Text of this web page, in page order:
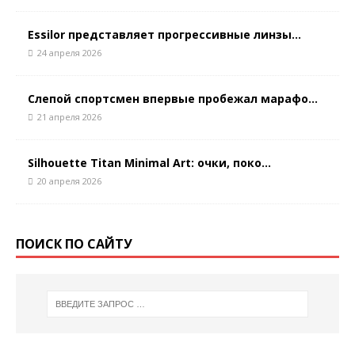
Essilor представляет прогрессивные линзы...
24 апреля 2026
Слепой спортсмен впервые пробежал марафо...
21 апреля 2026
Silhouette Titan Minimal Art: очки, поко...
20 апреля 2026
ПОИСК ПО САЙТУ